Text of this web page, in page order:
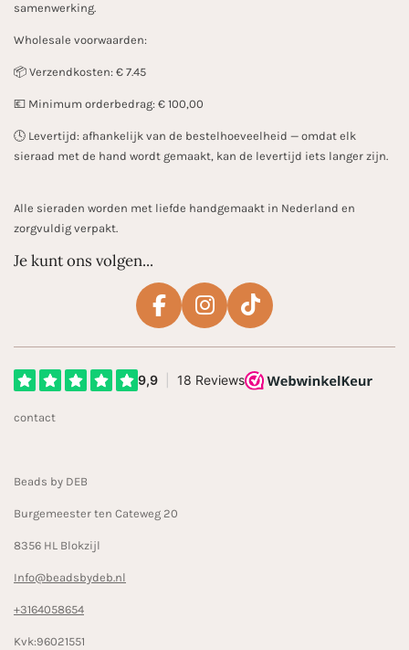
samenwerking.
Wholesale voorwaarden:
📦 Verzendkosten: € 7.45
💶 Minimum orderbedrag: € 100,00
🕓 Levertijd: afhankelijk van de bestelhoeveelheid — omdat elk
sieraad met de hand wordt gemaakt, kan de levertijd iets langer zijn.
Alle sieraden worden met liefde handgemaakt in Nederland en
zorgvuldig verpakt.
Je kunt ons volgen...
F
e
I
t
T
T
contact
Beads by DEB
Burgemeester ten Cateweg 20
8356 HL Blokzijl
Info@beadsbydeb.nl
+3164058654
Kvk:96021551